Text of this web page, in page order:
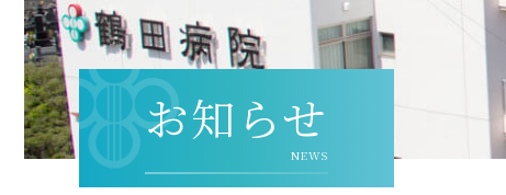
お知らせ
NEWS